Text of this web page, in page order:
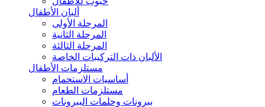
ألبان الأطفال
المرحلة الأولى
المرحلة الثانية
المرحلة الثالثة
الألبان ذات التركيبات الخاصة
مستلزمات الأطفال
أساسيات الاستحمام
مستلزمات الطعام
ببرونات وحلمات الببرونات